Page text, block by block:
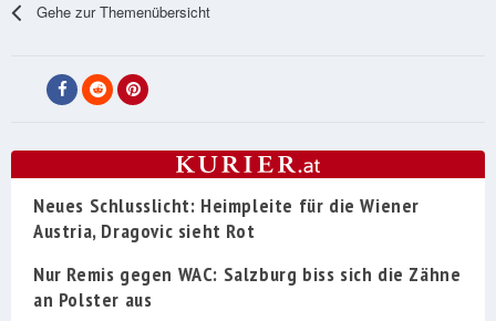
Gehe zur Themenübersicht
Neues Schlusslicht: Heimpleite für die Wiener
Austria, Dragovic sieht Rot
Nur Remis gegen WAC: Salzburg biss sich die Zähne
an Polster aus